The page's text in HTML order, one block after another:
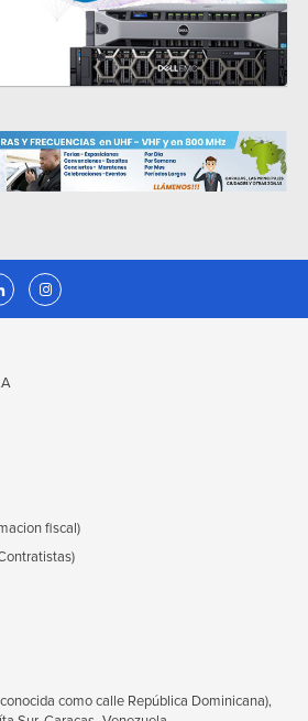
fiscal)
como calle República Dominicana),